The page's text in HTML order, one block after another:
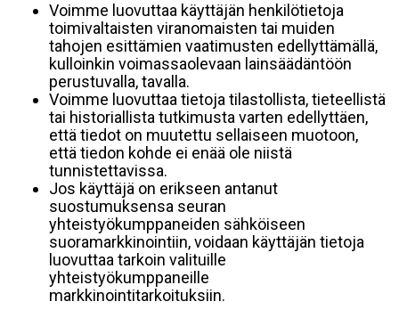
Voimme luovuttaa käyttäjän henkilötietoja
toimivaltaisten viranomaisten tai muiden
tahojen esittämien vaatimusten edellyttämällä,
kulloinkin voimassaolevaan lainsäädäntöön
perustuvalla, tavalla.
Voimme luovuttaa tietoja tilastollista, tieteellistä
tai historiallista tutkimusta varten edellyttäen,
että tiedot on muutettu sellaiseen muotoon,
että tiedon kohde ei enää ole niistä
tunnistettavissa.
Jos käyttäjä on erikseen antanut
suostumuksensa seuran
yhteistyökumppaneiden sähköiseen
suoramarkkinointiin, voidaan käyttäjän tietoja
luovuttaa tarkoin valituille
yhteistyökumppaneille
markkinointitarkoituksiin.